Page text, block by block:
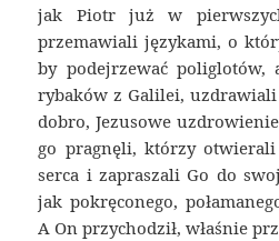
jak Piotr już w
przemawiali językami, o
by podejrzewać poliglotów,
rybaków z Galilei, uzdrawiali
dobro, Jezusowe
go pragnęli, którzy otwierali
serca i zapraszali Go do
jak pokręconego,
A On przychodził, właśnie